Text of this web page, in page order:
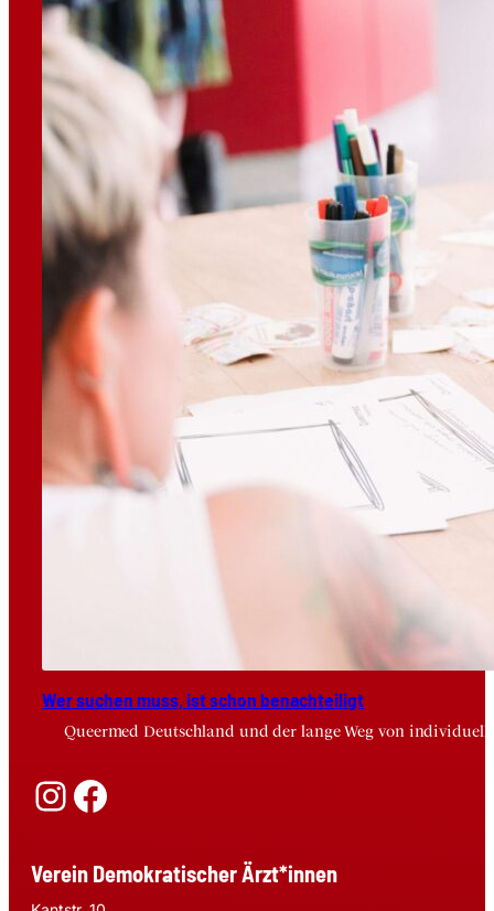
Wer suchen muss, ist schon benach­tei­ligt
Queermed Deutschland und der lange Weg von
Instagram
Facebook
Verein Demokratischer Ärzt*innen